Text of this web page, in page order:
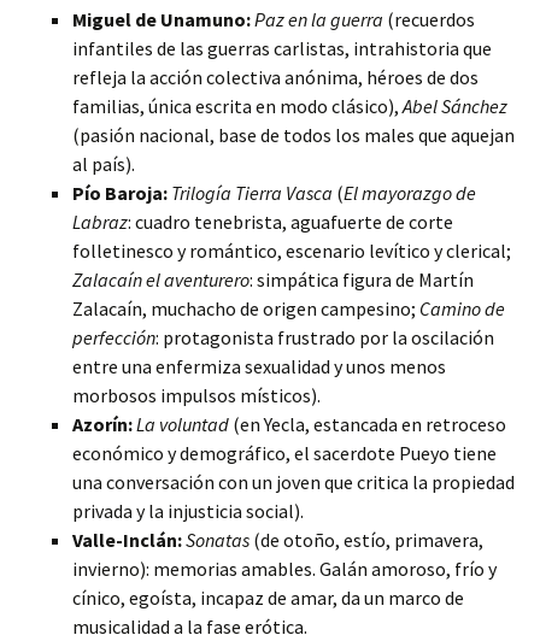
Miguel de Unamuno:Paz en la guerra (recuerdos
infantiles de las guerras carlistas, intrahistoria que
refleja la acción colectiva anónima, héroes de dos
familias, única escrita en modo clásico),Abel Sánchez
(pasión nacional, base de todos los males que aquejan
al país).
Pío Baroja: Trilogía Tierra Vasca (El mayorazgo de
Labraz: cuadro tenebrista, aguafuerte de corte
folletinesco y romántico, escenario levítico y clerical;
Zalacaín el aventurero: simpática figura de Martín
Zalacaín, muchacho de origen campesino; Camino de
perfección: protagonista frustrado por la oscilación
entre una enfermiza sexualidad y unos menos
morbosos impulsos místicos).
Azorín:La voluntad (en Yecla, estancada en retroceso
económico y demográfico, el sacerdote Pueyo tiene
una conversación con un joven que critica la propiedad
privada y la injusticia social).
Valle-Inclán:Sonatas (de otoño, estío, primavera,
invierno): memorias amables. Galán amoroso, frío y
cínico, egoísta, incapaz de amar, da un marco de
musicalidad a la fase erótica.